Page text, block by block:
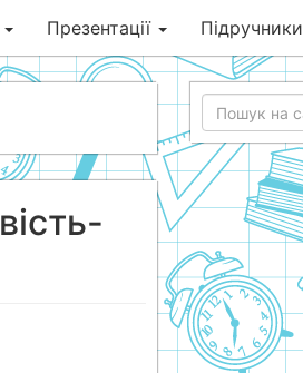
Презентації Підручники